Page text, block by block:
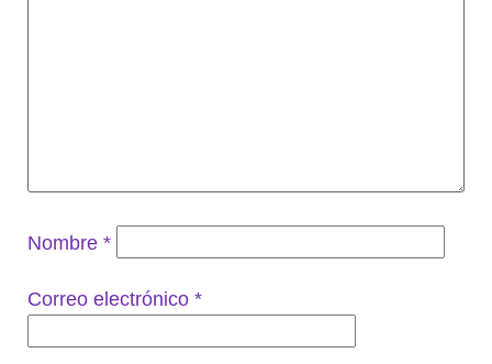
Nombre *
Correo electrónico *